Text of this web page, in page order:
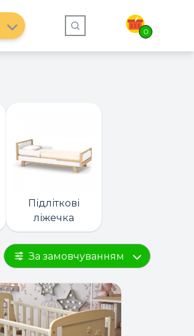
0
Підліткові
ліжечка
За замовчуванням